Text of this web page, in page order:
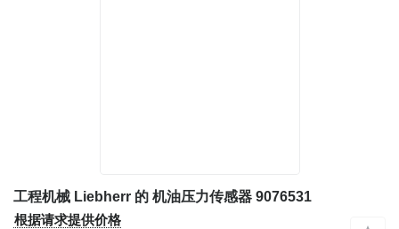
工程机械 Liebherr 的 机油压力传感器 9076531
根据请求提供价格